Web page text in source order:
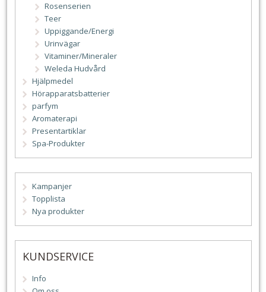
Rosenserien
Teer
Uppiggande/Energi
Urinvägar
Vitaminer/Mineraler
Weleda Hudvård
Hjälpmedel
Hörapparatsbatterier
parfym
Aromaterapi
Presentartiklar
Spa-Produkter
Kampanjer
Topplista
Nya produkter
KUNDSERVICE
Info